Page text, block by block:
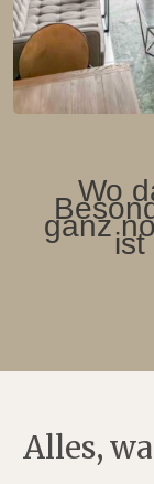
Wo
ganz
ist
Alles,